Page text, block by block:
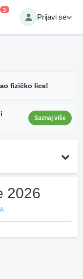
3
Prijavi se
fizičko lice!
Saznaj više
2026